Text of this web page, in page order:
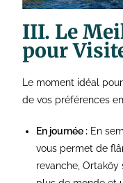
III. Le
pour
Le moment idéal
de vos préférences
En journée : En
vous permet de
revanche,